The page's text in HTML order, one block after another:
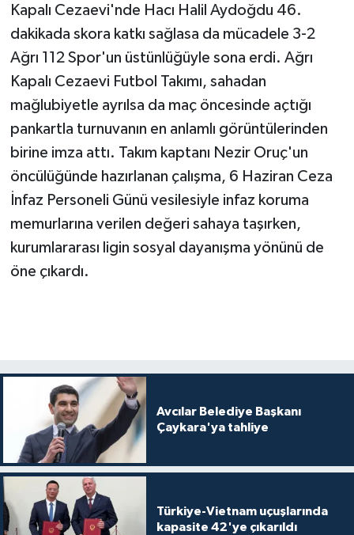
Kapalı Cezaevi'nde Hacı Halil Aydoğdu 46.
dakikada skora katkı sağlasa da mücadele 3-2
Ağrı 112 Spor'un üstünlüğüyle sona erdi. Ağrı
Kapalı Cezaevi Futbol Takımı, sahadan
mağlubiyetle ayrılsa da maç öncesinde açtığı
pankartla turnuvanın en anlamlı görüntülerinden
birine imza attı. Takım kaptanı Nezir Oruç'un
öncülüğünde hazırlanan çalışma, 6 Haziran Ceza
İnfaz Personeli Günü vesilesiyle infaz koruma
memurlarına verilen değeri sahaya taşırken,
kurumlararası ligin sosyal dayanışma yönünü de
öne çıkardı.
Avcılar Belediye Başkanı
Çaykara'ya tahliye
Türkiye-Vietnam uçuşlarında
kapasite 42'ye çıkarıldı